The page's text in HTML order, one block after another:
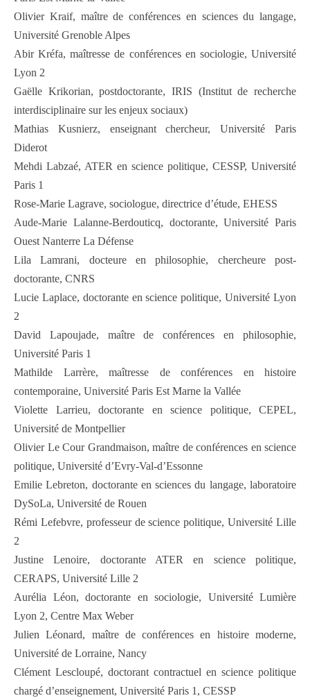
Olivier Kraif, maître de conférences en sciences du langage,
Université Grenoble Alpes
Abir Kréfa, maîtresse de conférences en sociologie, Université
Lyon 2
Gaëlle Krikorian, postdoctorante, IRIS (Institut de recherche
interdisciplinaire sur les enjeux sociaux)
Mathias Kusnierz, enseignant chercheur, Université Paris
Diderot
Mehdi Labzaé, ATER en science politique, CESSP, Université
Paris 1
Rose-Marie Lagrave, sociologue, directrice d’étude, EHESS
Aude-Marie Lalanne-Berdouticq, doctorante, Université Paris
Ouest Nanterre La Défense
Lila Lamrani, docteure en philosophie, chercheure post-
doctorante, CNRS
Lucie Laplace, doctorante en science politique, Université Lyon
2
David Lapoujade, maître de conférences en philosophie,
Université Paris 1
Mathilde Larrère, maîtresse de conférences en histoire
contemporaine, Université Paris Est Marne la Vallée
Violette Larrieu, doctorante en science politique, CEPEL,
Université de Montpellier
Olivier Le Cour Grandmaison, maître de conférences en science
politique, Université d’Evry-Val-d’Essonne
Emilie Lebreton, doctorante en sciences du langage, laboratoire
DySoLa, Université de Rouen
Rémi Lefebvre, professeur de science politique, Université Lille
2
Justine Lenoire, doctorante ATER en science politique,
CERAPS, Université Lille 2
Aurélia Léon, doctorante en sociologie, Université Lumière
Lyon 2, Centre Max Weber
Julien Léonard, maître de conférences en histoire moderne,
Université de Lorraine, Nancy
Clément Lescloupé, doctorant contractuel en science politique
chargé d’enseignement, Université Paris 1, CESSP